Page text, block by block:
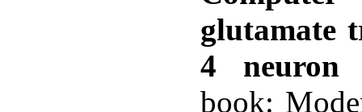
glutamate
4 neuron
book: